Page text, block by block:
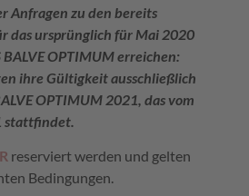
Anfragen zu den bereits
das ursprünglich für Mai 2020
BALVE OPTIMUM erreichen:
ihre Gültigkeit ausschließlich
OPTIMUM 2021, das vom
stattfindet.
reserviert werden und gelten
Bedingungen.